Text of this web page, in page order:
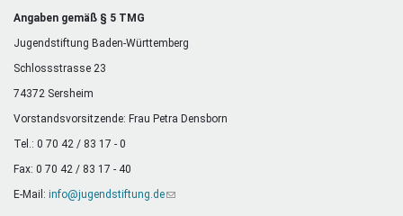
Freizeit & Reisen
Mentoren & Projekte
Schule & Beruf
Vor Ort
Angaben gemäß § 5 TMG
Jugendstiftung Baden-Württemberg
Schlossstrasse 23
74372 Sersheim
Vorstandsvorsitzende: Frau Petra Densborn
Tel.: 0 70 42 / 83 17 - 0
Fax: 0 70 42 / 83 17 - 40
E-Mail: info@jugendstiftung.de(Link